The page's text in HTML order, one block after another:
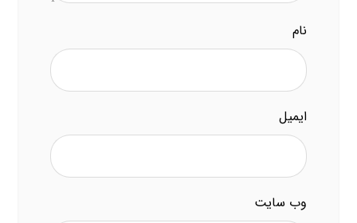
نام
ایمیل
وب‌ سایت